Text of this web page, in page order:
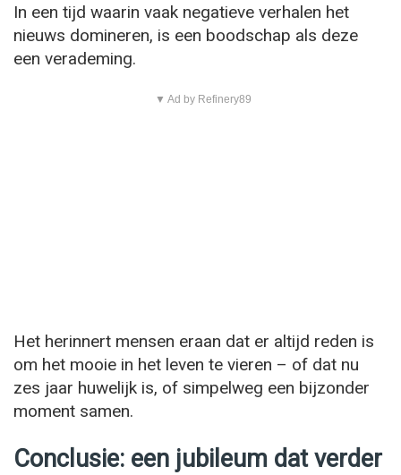
In een tijd waarin vaak negatieve verhalen het
nieuws domineren, is een boodschap als deze
een verademing.
▼ Ad by Refinery89
Het herinnert mensen eraan dat er altijd reden is
om het mooie in het leven te vieren – of dat nu
zes jaar huwelijk is, of simpelweg een bijzonder
moment samen.
Conclusie: een jubileum dat verder